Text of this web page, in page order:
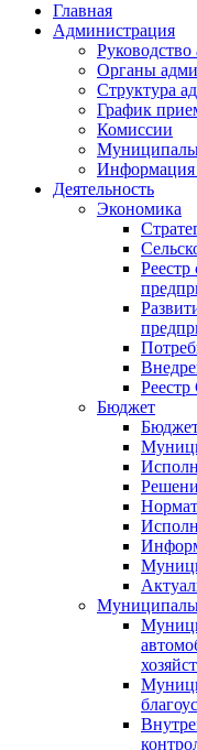
Главная
Администрация
Органы
Структура
График
Комиссии
Информация
Деятельность
Экономика
Реестр
Бюджет